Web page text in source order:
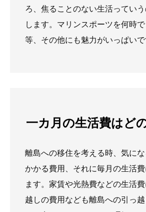
ろ、焦ることのない生活ってい
します。マリンスポーツを何時
等、その他にも魅力がいっぱいで
一カ月の生活費はど
離島への移住を考える時、気に
かかる費用、それに毎月の生活
ます。家賃や光熱費などの生活費
越しの費用なども離島への引っ